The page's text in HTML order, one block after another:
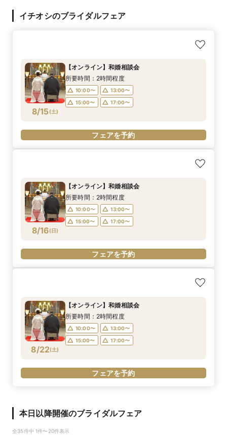
イチオシのブライダルフェア
8/15(土)
【オンライン】和婚相談会
所要時間：2時間程度
10:00〜
13:00〜
15:00〜
17:00〜
フェアを予約
8/16(日)
【オンライン】和婚相談会
所要時間：2時間程度
10:00〜
13:00〜
15:00〜
17:00〜
フェアを予約
8/22(土)
【オンライン】和婚相談会
所要時間：2時間程度
10:00〜
13:00〜
15:00〜
17:00〜
フェアを予約
本日以降開催のブライダルフェア
全35件中 1件〜20件表示